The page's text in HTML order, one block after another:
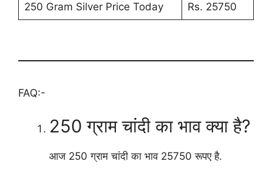
250 Gram Silver Price Today Rs. 25750
FAQ:-
250 ग्राम चांदी का भाव क्या है?
आज 250 ग्राम चांदी का भाव 25750 रूपए है.